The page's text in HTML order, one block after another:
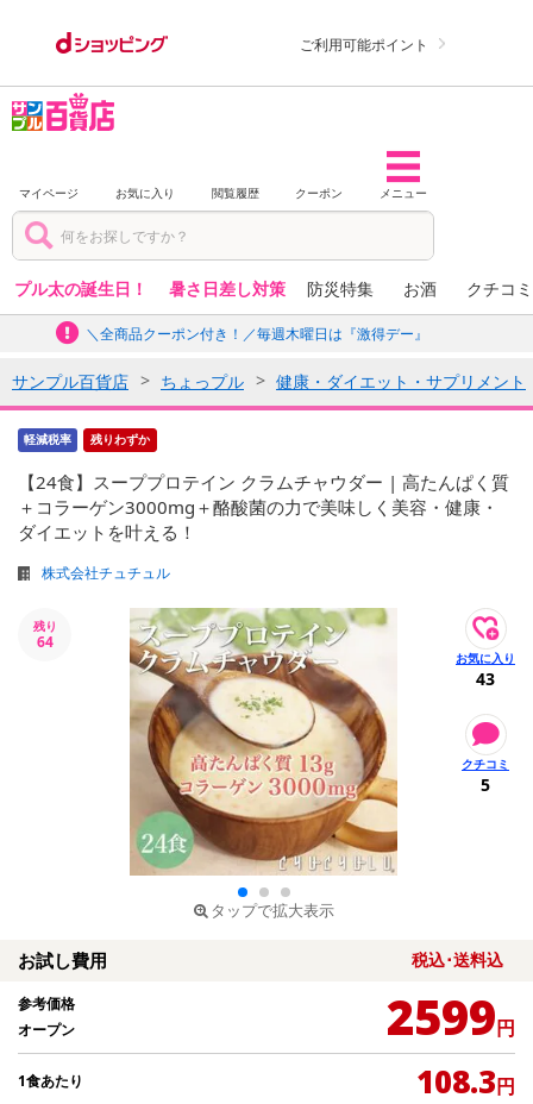
ご利用可能ポイント
マイページ お気に入り 閲覧履歴 クーポン メニュー
プル太の誕生日！ 暑さ日差し対策 防災特集 お酒 クチコ
＼全商品クーポン付き！／毎週木曜日は『激得デー』
サンプル百貨店 ちょっプル 健康・ダイエット・サプリメント
軽減税率 残りわずか
【24食】スーププロテイン クラムチャウダー | 高たんぱく質
＋コラーゲン3000mg＋酪酸菌の力で美味しく美容・健康・
ダイエットを叶える！
株式会社チュチュル
残り
64
タップで拡大表示
43
5
お試し費用 税込･送料込
参考価格
オープン
2599円
1食あたり 108.3円